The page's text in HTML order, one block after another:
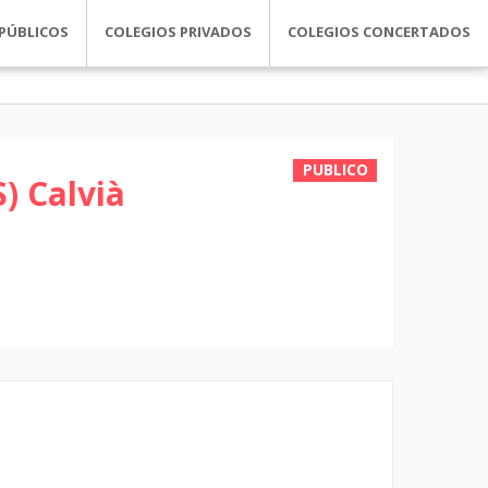
COLEGIOS PRIVADOS COLEGIOS CONCERTADOS
PUBLICO
Calvià